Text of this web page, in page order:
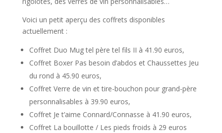
Voici un petit aperçu des coffrets disponibles
actuellement :
Coffret Duo Mug tel père tel fils II à 41.90 euros,
Coffret Boxer Pas besoin d’abdos et Chaussettes Jeu
du rond à 45.90 euros,
Coffret Verre de vin et tire-bouchon pour grand-père
personnalisables à 39.90 euros,
Coffret Je t’aime Connard/Connasse à 41.90 euros,
Coffret La bouillotte / Les pieds froids à 29 euros